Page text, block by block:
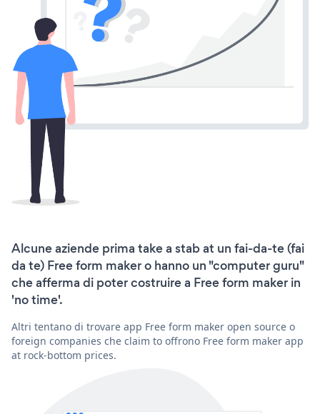
Alcune aziende prima take a stab at un fai-da-te (fai
da te) Free form maker o hanno un "computer guru"
che afferma di poter costruire a Free form maker in
'no time'.
Altri tentano di trovare app Free form maker open source o
foreign companies che claim to offrono Free form maker app
at rock-bottom prices.